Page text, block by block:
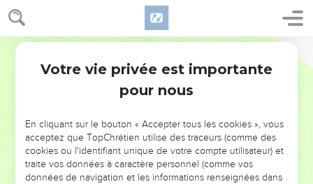
NE MANQUEZ PAS L’ÉVÉNEMENT
DE L’ANNÉE !
ET SI LEURS ERREURS POUVAIENT VOUS ÉVITER LES
VOTRES ?
Votre vie privée est importante
pour nous
En cliquant sur le bouton « Accepter tous les cookies », vous
acceptez que TopChrétien utilise des traceurs (comme des
cookies ou l'identifiant unique de votre compte utilisateur) et
traite vos données à caractère personnel (comme vos
données de navigation et les informations renseignées dans